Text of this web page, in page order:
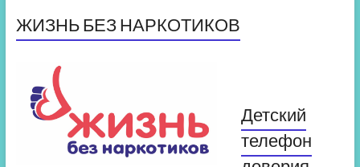
ЖИЗНЬ БЕЗ НАРКОТИКОВ
Детский
телефон